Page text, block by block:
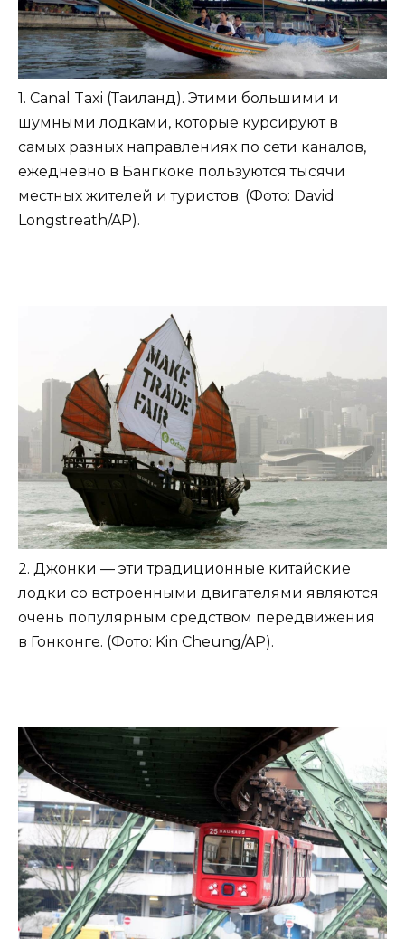
1. Canal Taxi (Таиланд). Этими большими и
шумными лодками, которые курсируют в
самых разных направлениях по сети каналов,
ежедневно в Бангкоке пользуются тысячи
местных жителей и туристов. (Фото: David
Longstreath/AP).
2. Джонки — эти традиционные китайские
лодки со встроенными двигателями являются
очень популярным средством передвижения
в Гонконге. (Фото: Kin Cheung/AP).